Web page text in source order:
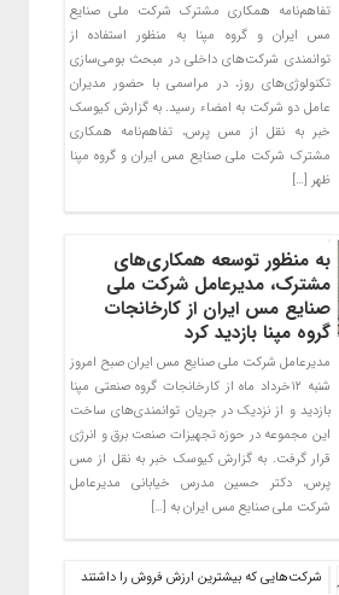
تفاهم‌نامه همکاری مشترک شرکت ملی صنایع
مس ایران و گروه مپنا به منظور استفاده از
توانمندی شرکت‌های داخلی در مبحث بومی‌سازی
تکنولوژی‌های روز، در مراسمی با حضور مدیران
عامل دو شرکت به امضاء رسید. به گزارش کیوسک
خبر به نقل از مس پرس، تفاهم‌نامه همکاری
مشترک شرکت ملی صنایع مس ایران و گروه مپنا
ظهر […]
به منظور توسعه همکاری‌های
مشترک، مدیرعامل شرکت ملی
صنایع مس ایران از کارخانجات
گروه مپنا بازدید کرد
مدیرعامل شرکت ملی صنایع مس ایران صبح امروز
شنبه ۱۲خرداد ماه از کارخانجات گروه صنعتی مپنا
بازدید و از نزدیک در جریان توانمندی‌های ساخت
این مجموعه در حوزه تجهیزات صنعت برق و انرژی
قرار گرفت. به گزارش کیوسک خبر به نقل از مس
پرس، دکتر حسین مدرس خیابانی مدیرعامل
شرکت ملی صنایع مس ایران به […]
شرکت‌هایی که بیشترین ارزش فروش را داشتند